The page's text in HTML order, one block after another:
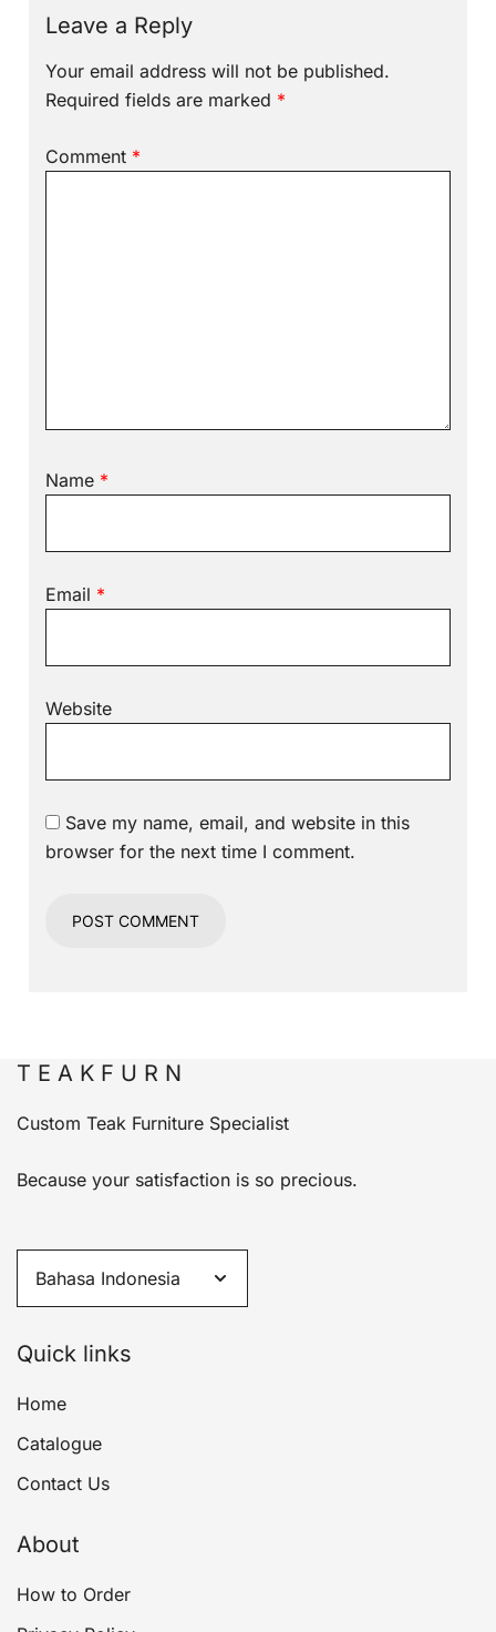
Leave a Reply
Your email address will not be published.
Required fields are marked *
Comment *
Name *
Email *
Website
Save my name, email, and website in this
browser for the next time I comment.
T E A K F U R N
Custom Teak Furniture Specialist
Because your satisfaction is so precious.
Quick links
Home
Catalogue
Contact Us
About
How to Order